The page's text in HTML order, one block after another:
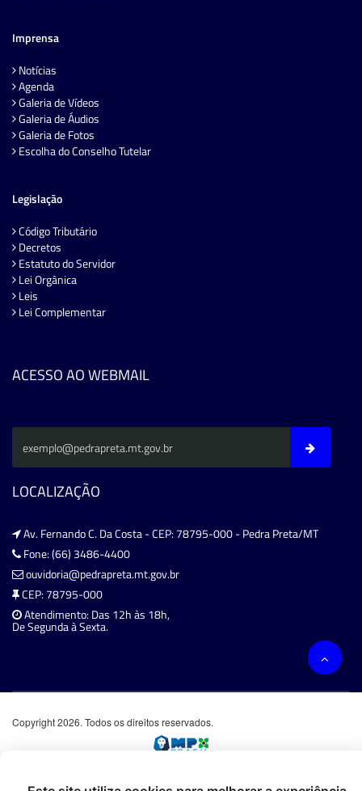
Imprensa
Notícias
Agenda
Galeria de Vídeos
Galeria de Áudios
Galeria de Fotos
Escolha do Conselho Tutelar
Legislação
Código Tributário
Decretos
Estatuto do Servidor
Lei Orgânica
Leis
Lei Complementar
ACESSO AO WEBMAIL
LOCALIZAÇÃO
Av. Fernando C. Da Costa - CEP: 78795-000 - Pedra Preta/MT
Fone: (66) 3486-4400
ouvidoria@pedrapreta.mt.gov.br
CEP: 78795-000
Atendimento: Das 12h às 18h,
De Segunda à Sexta.
Copyright 2026. Todos os direitos reservados.